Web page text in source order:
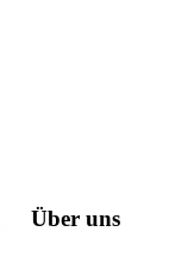
Über uns